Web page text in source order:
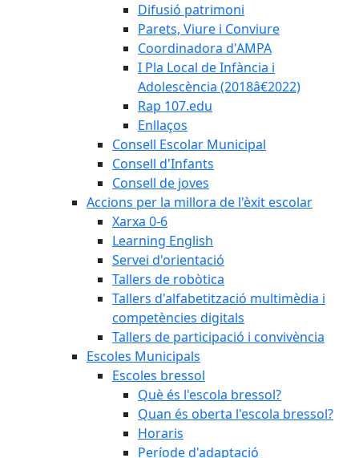
Difusió patrimoni
Parets, Viure i Conviure
Coordinadora d'AMPA
I Pla Local de Infància i
Adolescència (2018â€2022)
Rap 107.edu
Enllaços
Consell Escolar Municipal
Consell d'Infants
Consell de joves
Accions per la millora de l'èxit escolar
Xarxa 0-6
Learning English
Servei d'orientació
Tallers de robòtica
Tallers d'alfabetització multimèdia i
competències digitals
Tallers de participació i convivència
Escoles Municipals
Escoles bressol
Què és l'escola bressol?
Quan és oberta l'escola bressol?
Horaris
Període d'adaptació